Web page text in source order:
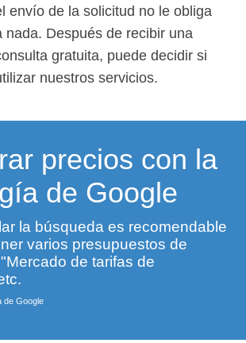
envío de la solicitud no le obliga
nada. Después de recibir una
gratuita, puede decidir si
nuestros servicios.
precios con la
de Google
la búsqueda es recomendable
varios presupuestos de
de tarifas de
de Google